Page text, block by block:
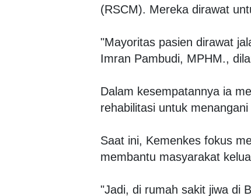
(RSCM). Mereka dirawat
"Mayoritas pasien dirawat
Imran Pambudi, MPHM.,
Dalam kesempatannya ia
rehabilitasi untuk
Saat ini, Kemenkes fokus
membantu masyarakat
"Jadi, di rumah sakit jiwa di